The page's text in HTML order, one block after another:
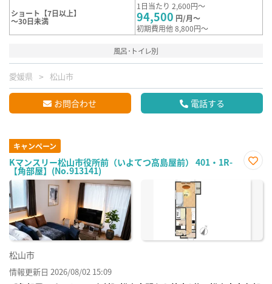
ショート【7日以上】
～30日未満
1日当たり 2,600円～
94,500 円/月～
初期費用他 8,800円～
風呂･トイレ別
愛媛県 松山市
お問合わせ 電話する
キャンペーン
Kマンスリー松山市役所前（いよてつ高島屋前） 401・1R-
【角部屋】(No.913141)
に入
松山市
情報更新日 2026/08/02 15:09